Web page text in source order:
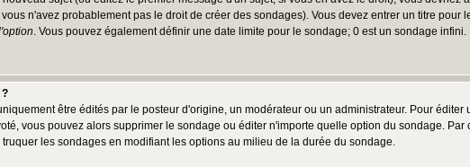
n'avez probablement pas le droit de créer des sondages). Vous devez entrer un titre
. Vous pouvez également définir une date limite pour le sondage; 0 est un sondage
être édités par le posteur d'origine, un modérateur ou un administrateur. Pour
vous pouvez alors supprimer le sondage ou éditer n'importe quelle option du sondage.
les sondages en modifiant les options au milieu de la durée du sondage.